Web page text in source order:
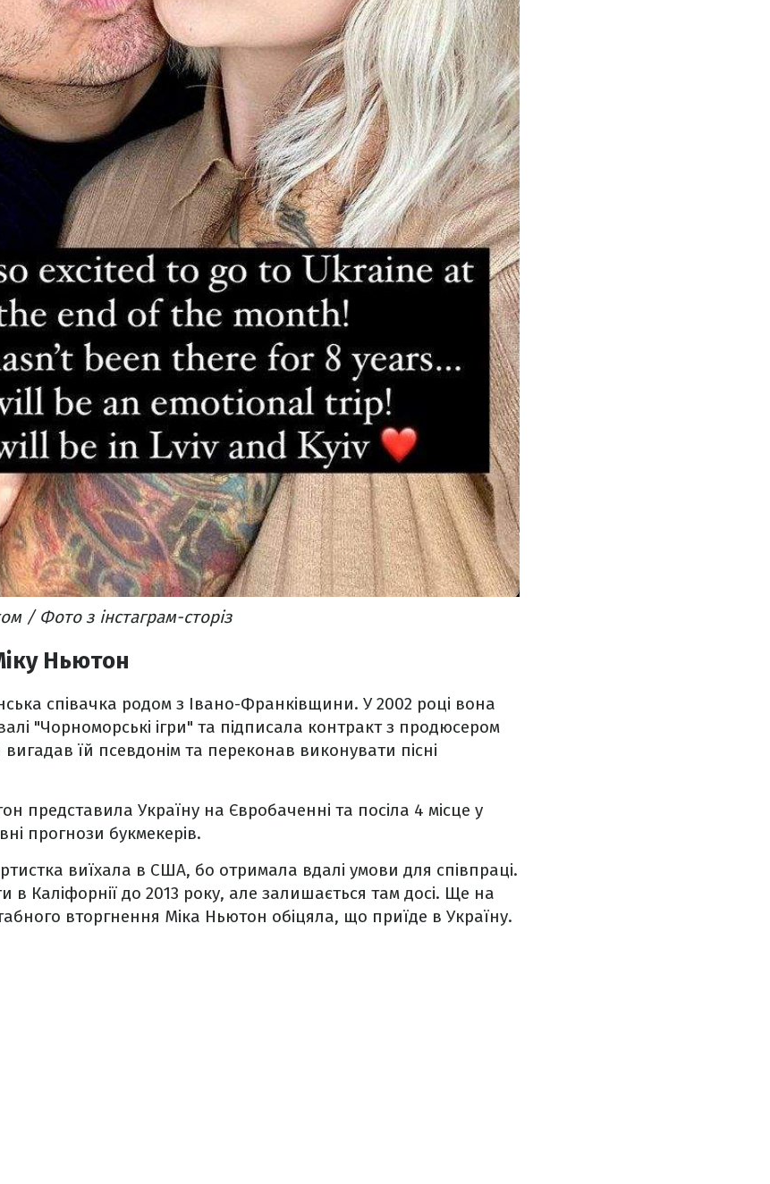
/ Фото з інстаграм-сторіз
Ньютон
співачка родом з Івано-Франківщини. У 2002 році вона
"Чорноморські ігри" та підписала контракт з продюсером
їй псевдонім та переконав виконувати пісні
представила Україну на Євробаченні та посіла 4 місце у
прогнози букмекерів.
виїхала в США, бо отримала вдалі умови для співпраці.
Каліфорнії до 2013 року, але залишається там досі. Ще на
вторгнення Міка Ньютон обіцяла, що приїде в Україну.